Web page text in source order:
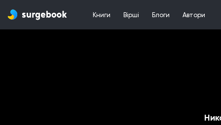
Книги Вірші Блоги Автори